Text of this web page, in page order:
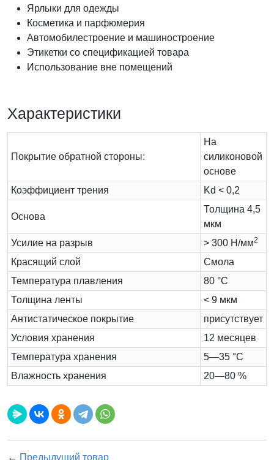
Ярлыки для одежды
Косметика и парфюмерия
Автомобилестроение и машиностроение
Этикетки со спецификацией товара
Использование вне помещений
Характеристики
Покрытие обратной стороны:
На
силиконовой
основе
Коэффициент трения
Kd < 0,2
Основа
Толщина 4,5
мкм
Усилие на разрыв
> 300 Н/мм2
Красящий слой
Cмола
Температура плавления
80 °C
Толщина ленты
< 9 мкм
Антистатическое покрытие
присутствует
Условия хранения
12 месяцев
Температура хранения
5—35 °C
Влажность хранения
20—80 %
← Предыдущий товар